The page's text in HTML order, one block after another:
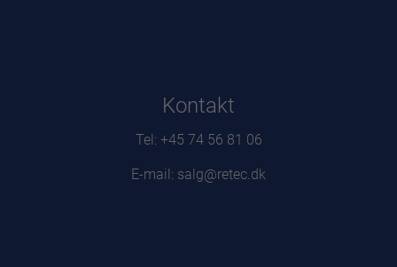
Kontakt
Tel: +45 74 56 81 06
E-mail: salg@retec.dk